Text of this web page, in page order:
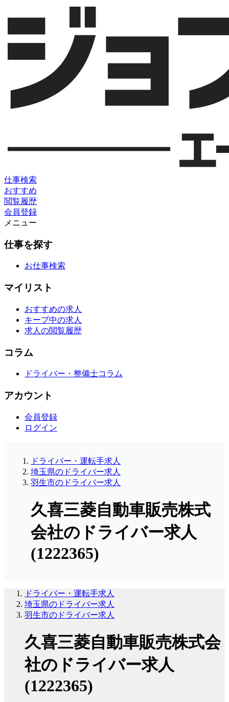
仕事検索
おすすめ
閲覧履歴
会員登録
メニュー
仕事を探す
お仕事検索
マイリスト
おすすめの求人
キープ中の求人
求人の閲覧履歴
コラム
ドライバー・整備士コラム
アカウント
会員登録
ログイン
ドライバー・運転手求人
埼玉県のドライバー求人
羽生市のドライバー求人
久喜三菱自動車販売株式
会社のドライバー求人
(1222365)
ドライバー・運転手求人
埼玉県のドライバー求人
羽生市のドライバー求人
久喜三菱自動車販売株式会
社のドライバー求人
(1222365)